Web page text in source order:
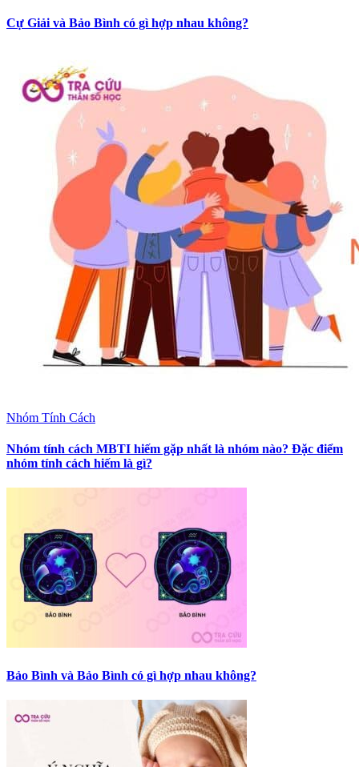
Cự Giải và Bảo Bình có gì hợp nhau không?
Nhóm Tính Cách
Nhóm tính cách MBTI hiếm gặp nhất là nhóm nào? Đặc điểm
nhóm tính cách hiếm là gì?
Bảo Bình và Bảo Bình có gì hợp nhau không?